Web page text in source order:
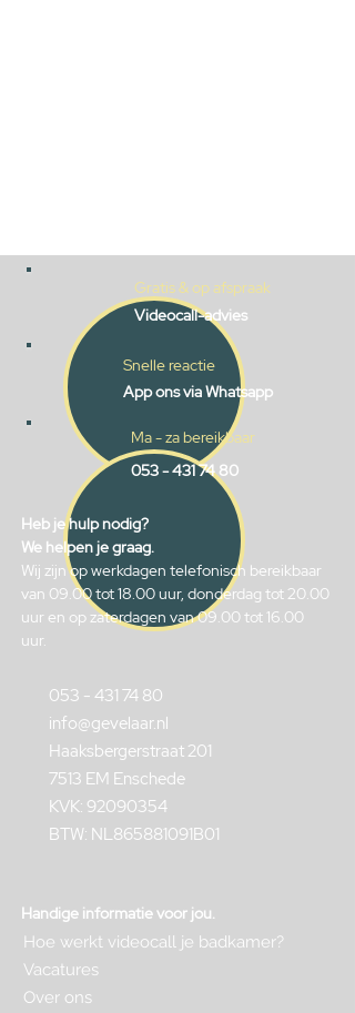
Gratis & op afspraak
Videocall-advies
Snelle reactie
App ons via Whatsapp
Ma - za bereikbaar
053 - 431 74 80
Heb je hulp nodig?
We helpen je graag.
Wij zijn op werkdagen telefonisch bereikbaar
van 09.00 tot 18.00 uur, donderdag tot 20.00
uur en op zaterdagen van 09.00 tot 16.00
uur.
053 - 431 74 80
info@gevelaar.nl
Haaksbergerstraat 201
7513 EM Enschede
KVK: 92090354
BTW: NL865881091B01
Handige informatie voor jou.
Hoe werkt videocall je badkamer?
Vacatures
Over ons